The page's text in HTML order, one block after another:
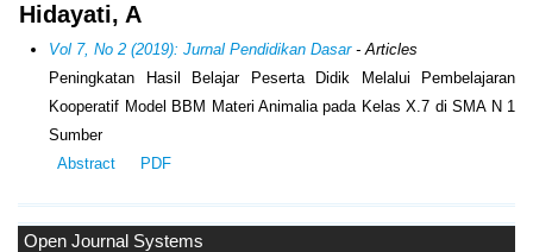
Open Journal Systems
Hidayati, A
Vol 7, No 2 (2019): Jurnal Pendidikan Dasar- Articles
Peningkatan Hasil Belajar Peserta Didik Melalui Pembelajaran
Kooperatif Model BBM Materi Animalia pada Kelas X.7 di SMA N 1
Sumber
Abstract
PDF